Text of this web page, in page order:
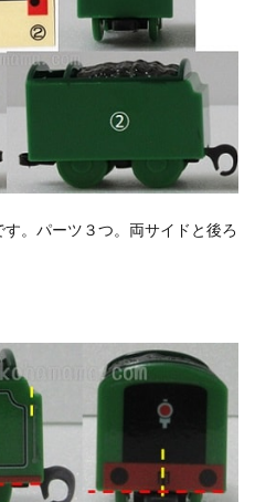
す。パーツ３つ。両サイドと後ろ